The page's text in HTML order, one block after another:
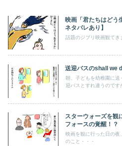
映画「君たちはどう
ネタバレあり】
話題のジブリ映画観てき
送迎バスのshall we
朝、子どもを幼稚園に送
迎バスとすれ違うのです
スターウォーズを観
フォースの覚醒！？
映画を観に行った日の夜
のこと・・・